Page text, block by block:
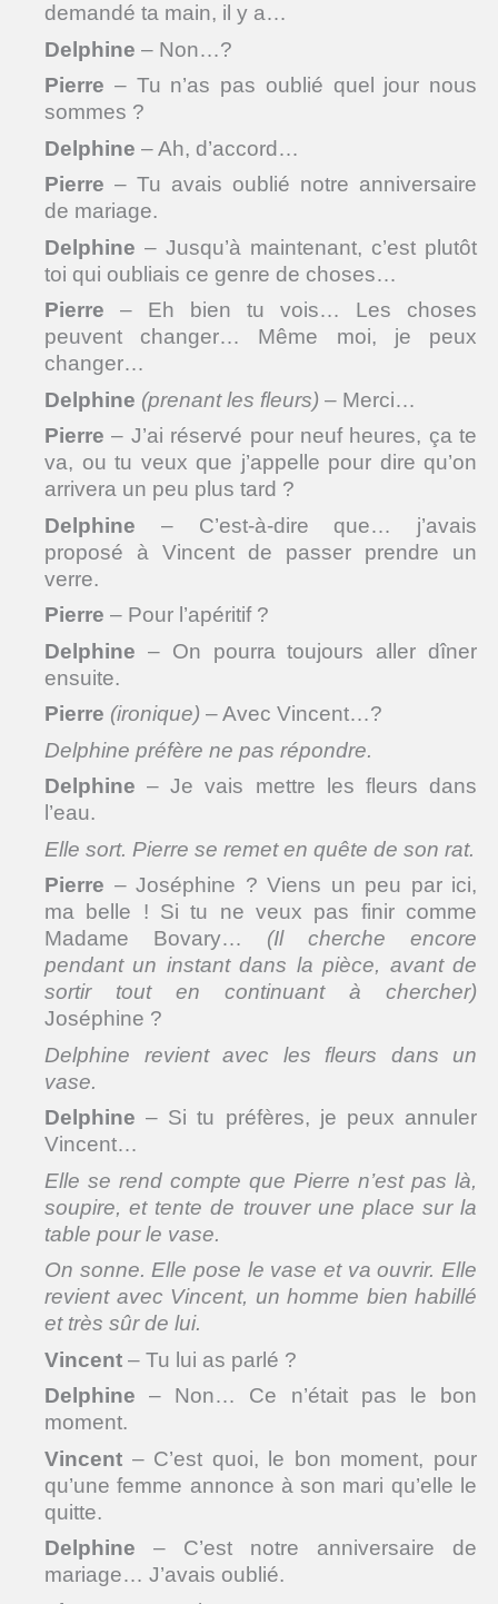
demandé ta main, il y a…
Delphine – Non…?
Pierre – Tu n’as pas oublié quel jour nous
sommes ?
Delphine – Ah, d’accord…
Pierre – Tu avais oublié notre anniversaire
de mariage.
Delphine – Jusqu’à maintenant, c’est plutôt
toi qui oubliais ce genre de choses…
Pierre – Eh bien tu vois… Les choses
peuvent changer… Même moi, je peux
changer…
Delphine (prenant les fleurs) – Merci…
Pierre – J’ai réservé pour neuf heures, ça te
va, ou tu veux que j’appelle pour dire qu’on
arrivera un peu plus tard ?
Delphine – C’est-à-dire que… j’avais
proposé à Vincent de passer prendre un
verre.
Pierre – Pour l’apéritif ?
Delphine – On pourra toujours aller dîner
ensuite.
Pierre (ironique) – Avec Vincent…?
Delphine préfère ne pas répondre.
Delphine – Je vais mettre les fleurs dans
l’eau.
Elle sort. Pierre se remet en quête de son rat.
Pierre – Joséphine ? Viens un peu par ici,
ma belle ! Si tu ne veux pas finir comme
Madame Bovary… (Il cherche encore
pendant un instant dans la pièce, avant de
sortir tout en continuant à chercher)
Joséphine ?
Delphine revient avec les fleurs dans un
vase.
Delphine – Si tu préfères, je peux annuler
Vincent…
Elle se rend compte que Pierre n’est pas là,
soupire, et tente de trouver une place sur la
table pour le vase.
On sonne. Elle pose le vase et va ouvrir. Elle
revient avec Vincent, un homme bien habillé
et très sûr de lui.
Vincent – Tu lui as parlé ?
Delphine – Non… Ce n’était pas le bon
moment.
Vincent – C’est quoi, le bon moment, pour
qu’une femme annonce à son mari qu’elle le
quitte.
Delphine – C’est notre anniversaire de
mariage… J’avais oublié.